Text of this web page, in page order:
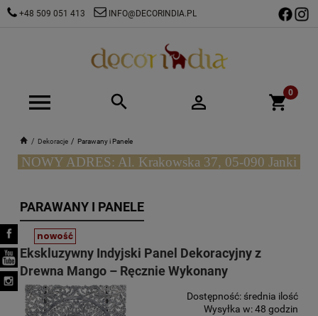
+48 509 051 413 INFO@DECORINDIA.PL
Dekoracje Parawany i Panele
NOWY ADRES: Al. Krakowska 37, 05-090 Janki
PARAWANY I PANELE
Ekskluzywny Indyjski Panel Dekoracyjny z
Drewna Mango – Ręcznie Wykonany
Dostępność: średnia ilość
Wysyłka w:48 godzin
nowość